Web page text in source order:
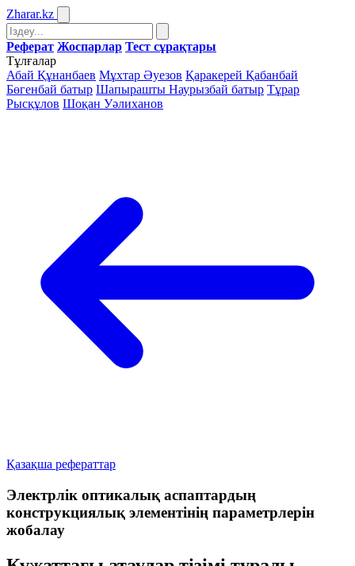
Zharar.kz
Реферат Жоспарлар Тест сұрақтары
Тұлғалар
Абай Құнанбаев Мұхтар Әуезов Қаракерей Қабанбай
Бөгенбай батыр Шапырашты Наурызбай батыр Тұрар
Рысқұлов Шоқан Уәлиханов
Қазақша рефераттар
Электрлік оптикалық аспаптардың
конструкциялық элементінің параметрлерін
жобалау